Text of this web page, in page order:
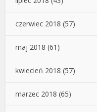
czerwiec 2018 (57)
maj 2018 (61)
kwiecień 2018 (57)
marzec 2018 (65)